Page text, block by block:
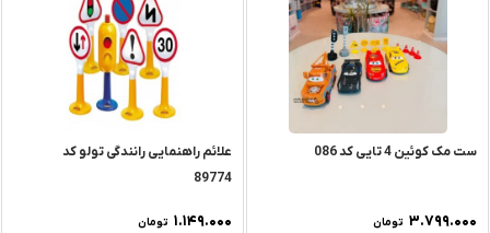
ست مک کوئین 4 تایی کد 086
۳.۷۹۹.۰۰۰ تومان
علائم راهنمایی رانندگی تولو کد
89774
۱.۱۴۹.۰۰۰ تومان